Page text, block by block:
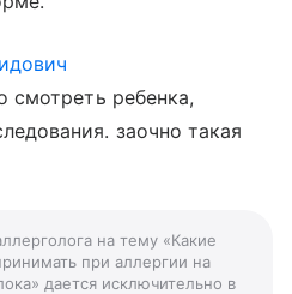
смотреть ребенка,
заочно такая
на тему «Какие
при аллергии на
дается исключительно в